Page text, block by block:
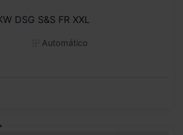
DSG S&S FR XXL
Automático